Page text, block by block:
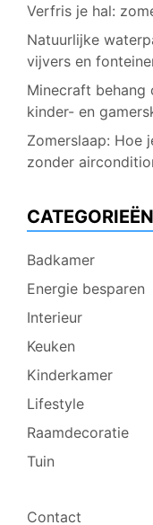
Verfris je hal:
Natuurlijke
vijvers en
Minecraft
kinder- en
Zomerslaap: Hoe
zonder
CATEGORIEËN
Badkamer
Energie besparen
Interieur
Keuken
Kinderkamer
Lifestyle
Raamdecoratie
Tuin
Contact